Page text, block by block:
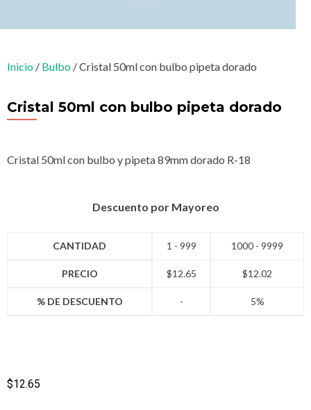
Inicio / Bulbo / Cristal 50ml con bulbo pipeta dorado
Cristal 50ml con bulbo pipeta dorado
Cristal 50ml con bulbo y pipeta 89mm dorado R-18
Descuento por Mayoreo
CANTIDAD 1 - 999 1000 - 9999
PRECIO $12.65 $12.02
% DE DESCUENTO - 5%
$12.65